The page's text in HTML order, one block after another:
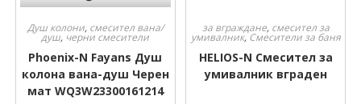
Душ колони, смесител вана/
душ, черни смесители
Phoenix-N Fayans Душ
колона вана-душ Черен
мат WQ3W23300161214
за вграждане, смесител за
умивалник,Смесители за баня
HELIOS-N Смесител за
умивалник вграден